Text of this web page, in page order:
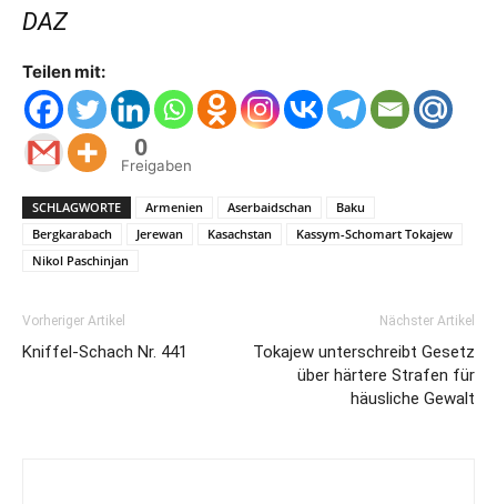
DAZ
Teilen mit:
0
Freigaben
SCHLAGWORTE Armenien Aserbaidschan
Baku
Bergkarabach
Jerewan Kasachstan
Kassym-Schomart Tokajew
Nikol Paschinjan
Vorheriger Artikel
Kniffel-Schach Nr. 441
Nächster Artikel
Tokajew unterschreibt Gesetz
über härtere Strafen für
häusliche Gewalt